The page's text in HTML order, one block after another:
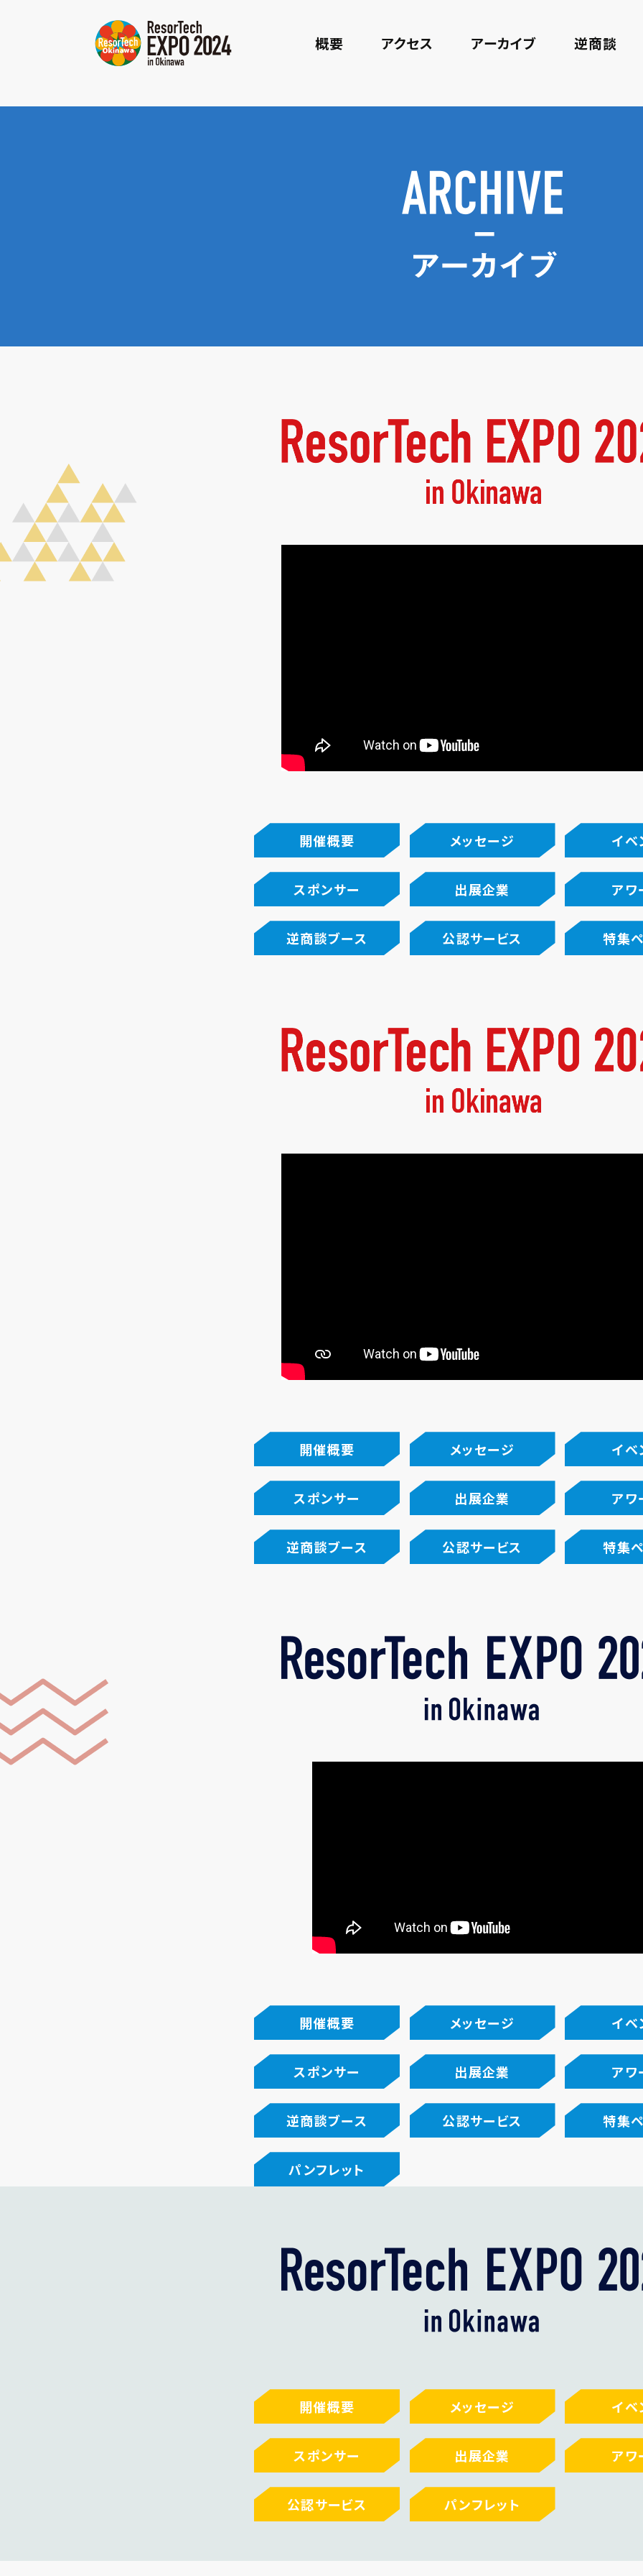
概要 アクセス アーカイブ 逆商談
開催概要 メッセージ イベ
スポンサー 出展企業 アワ
逆商談ブース 公認サービス 特集
開催概要 メッセージ イベ
スポンサー 出展企業 アワ
逆商談ブース 公認サービス 特集
開催概要 メッセージ イベ
スポンサー 出展企業 アワ
逆商談ブース 公認サービス 特集
パンフレット
開催概要 メッセージ イベ
スポンサー 出展企業 アワ
公認サービス パンフレット